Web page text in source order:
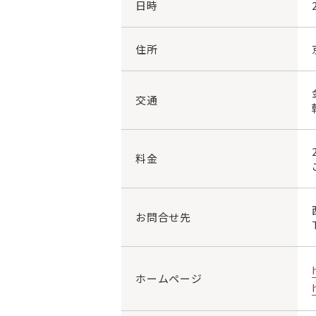
日時
住所
交通
料金
お問合せ先
ホームページ